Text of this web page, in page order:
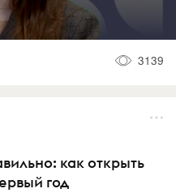
3139
как открыть
год